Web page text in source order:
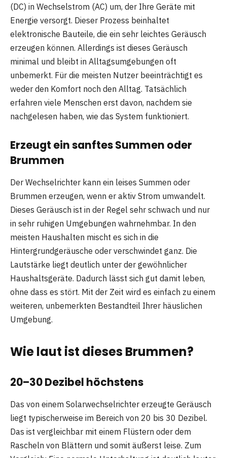
(DC) in Wechselstrom (AC) um, der Ihre Geräte mit
Energie versorgt. Dieser Prozess beinhaltet
elektronische Bauteile, die ein sehr leichtes Geräusch
erzeugen können. Allerdings ist dieses Geräusch
minimal und bleibt in Alltagsumgebungen oft
unbemerkt. Für die meisten Nutzer beeinträchtigt es
weder den Komfort noch den Alltag. Tatsächlich
erfahren viele Menschen erst davon, nachdem sie
nachgelesen haben, wie das System funktioniert.
Erzeugt ein sanftes Summen oder
Brummen
Der Wechselrichter kann ein leises Summen oder
Brummen erzeugen, wenn er aktiv Strom umwandelt.
Dieses Geräusch ist in der Regel sehr schwach und nur
in sehr ruhigen Umgebungen wahrnehmbar. In den
meisten Haushalten mischt es sich in die
Hintergrundgeräusche oder verschwindet ganz. Die
Lautstärke liegt deutlich unter der gewöhnlicher
Haushaltsgeräte. Dadurch lässt sich gut damit leben,
ohne dass es stört. Mit der Zeit wird es einfach zu einem
weiteren, unbemerkten Bestandteil Ihrer häuslichen
Umgebung.
Wie laut ist dieses Brummen?
20–30 Dezibel höchstens
Das von einem Solarwechselrichter erzeugte Geräusch
liegt typischerweise im Bereich von 20 bis 30 Dezibel.
Das ist vergleichbar mit einem Flüstern oder dem
Rascheln von Blättern und somit äußerst leise. Zum